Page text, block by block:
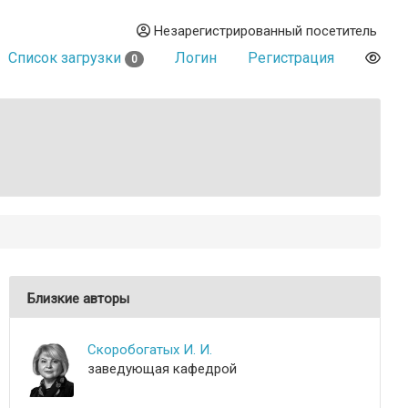
Незарегистрированный посетитель
Список загрузки 0 Логин Регистрация
Близкие авторы
Скоробогатых И. И.
заведующая кафедрой